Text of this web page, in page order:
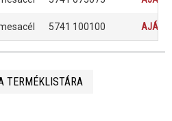
5741 100100
TERMÉKLISTÁRA